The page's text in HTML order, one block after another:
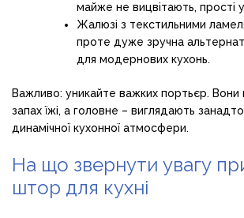
майже не вицвітають, прості
Жалюзі з текстильними
проте дуже зручна
для модернових кухонь.
Важливо: уникайте важких портьєр.
запах їжі, а головне – виглядають
динамічної кухонної атмосфери.
На що звернути увагу
штор для кухні